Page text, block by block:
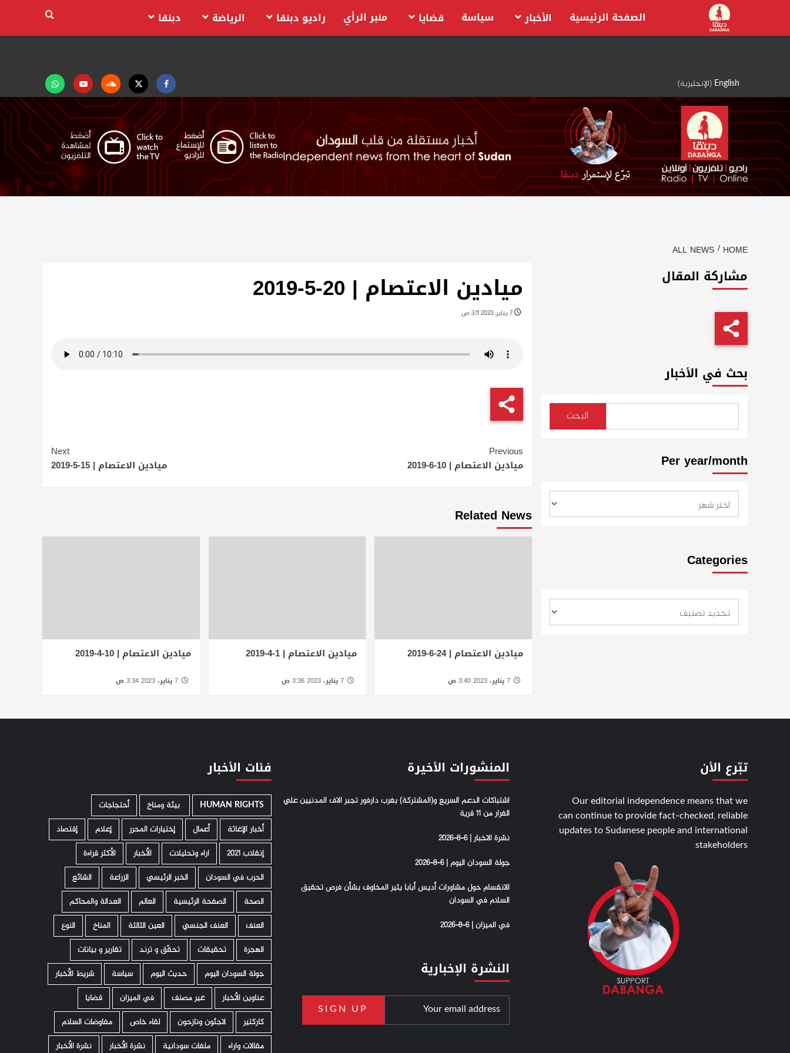
content
English
(الإنجليزية)
Facebook
Twitter
Soundcloud
Youtubeتابعنا
على
واتساب
الصفحة الرئيسية الأخبار سياسة قضايا منبر الرأي راديو دبنقا الرياضة دبنقا
HOME
ALL NEWS
ميادين الاعتصام | 20-5-2019
7 يناير، 2023 3:11 ص
Continue
Reading
Previous
ميادين الاعتصام | 10-6-2019
Next
ميادين الاعتصام | 15-5-2019
Related News
ميادين الاعتصام | 24-6-2019
7 يناير، 2023 3:40 ص
ميادين الاعتصام | 1-4-2019 ميادين الاعتصام | 10-4-2019
7 يناير، 2023 3:34 ص
مشاركة المقال
بحث في الأخبار
البحث
Per year/month
Categories
تبّرع الأن
Our editorial independence means that we
can continue to provide fact-checked, reliable
updates to Sudanese people and international
stakeholders.
المنشورات الأخيرة
اشتباكات الدعم السريع و(المشتركة) بغرب دارفور تجبر الاف المدنيين علي
الفرار من 11 قرية
نشرة الاخبار | 6-8-2026
جولة السودان اليوم | 6-8-2026
الانقسام حول مشاورات أديس أبابا يثير المخاوف بشأن فرص تحقيق
السلام في السودان
في الميزان | 6-8-2026
النشرة الإخبارية
فئات الأخبار
HUMAN RIGHTS ­ بيئة ومناخ
أحتجاجات
أخبار الإغاثة
أعمال إختيارات المحرر إعلام
إقتصاد
إنقلاب 2021
اراء وتحليلات الأخبار
الأكثر قراءة
الحرب في السودان
الخبر الرئيسي الزراعة
الشائع
الصحة
الصفحة الرئيسية العالم
العدالة والمحاكم
العنف
العنف الجنسي العين الثالثة المناخ
النوع
الهجرة
تحقيقات تحقّق و ترند
تقارير و بيانات
جولة السودان اليوم
حديث اليوم سياسة
شريط الأخبار
عناوين الأخبار
غير مصنف في الميزان
قضايا
كاركتير
لاجئون ونازحون لقاء خاص
مفاوضات السلام
مقالات واراء
ملفات سودانية نشرة الأخبار نشرة الأخبار